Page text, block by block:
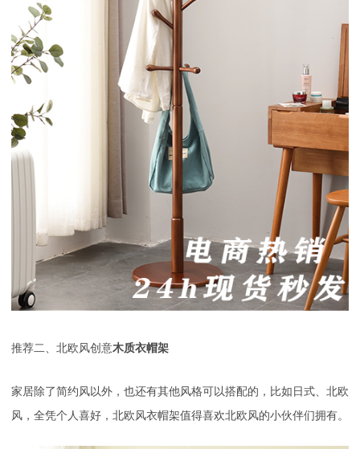
推荐二、北欧风创意木质衣帽架
家居除了简约风以外，也还有其他风格可以搭配的，比如日式、北欧
风，全凭个人喜好，北欧风衣帽架值得喜欢北欧风的小伙伴们拥有。